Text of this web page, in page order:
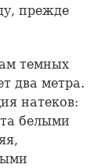
прежде
темных
два метра.
натеков:
белыми